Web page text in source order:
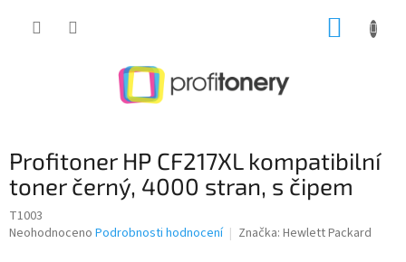
Profitoner HP CF217XL kompatibilní
toner černý, 4000 stran, s čipem
T1003
Průměrné
Neohodnoceno Podrobnosti hodnocení Značka: Hewlett Packard